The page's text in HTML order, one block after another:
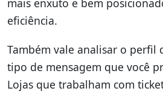
mais enxuto e bem
eficiência.
Também vale analisar o perfil
tipo de mensagem que você
Lojas que trabalham com